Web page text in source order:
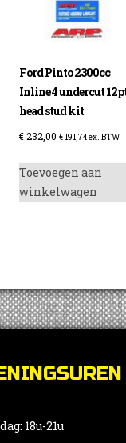
Ford Pinto 2300cc
Inline 4 undercut
head stud kit
€232,00 € 191,74ex. BTW
Toevoegen aan
winkelwagen
18u-21u